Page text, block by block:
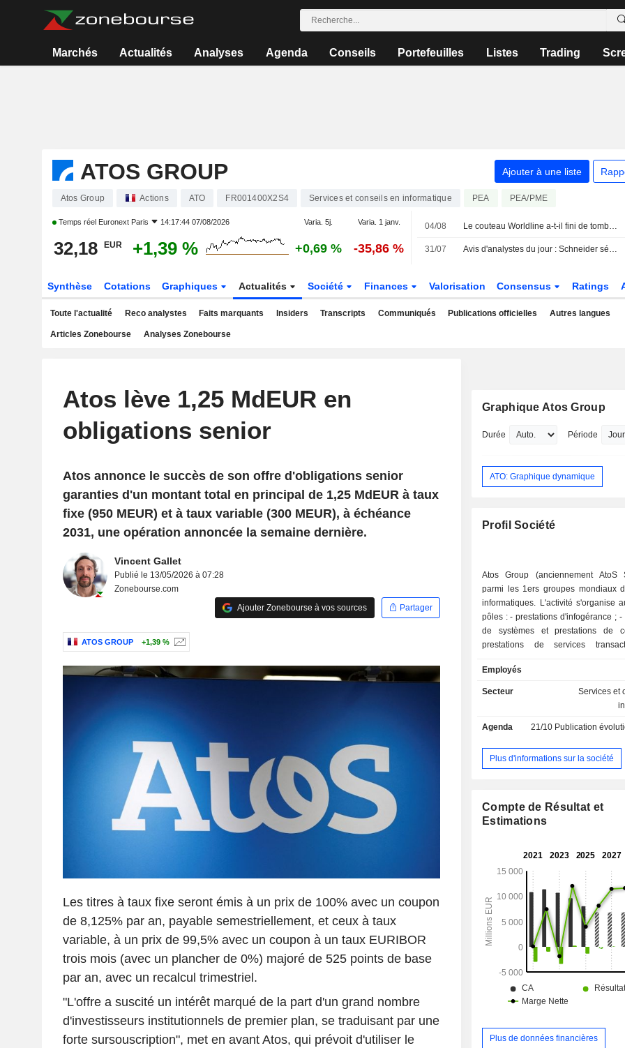
Marchés Actualités Analyses Agenda Conseils Portefeuilles Listes Trading
ATOS GROUP Ajouter à une liste
Atos Group Actions ATO FR001400X2S4 Services et conseils en informatique PEA PEA/PME
Temps réel Euronext Paris 14:17:44 07/08/2026 Varia. 5j. Varia. 1 janv.
32,18 EUR +1,39 % +0,69 % -35,86 %
04/08 Le couteau Worldline a-t-il fini de tomber ?
31/07 Avis d'analystes du jour : Schneider séduit, Stellantis moins
Synthèse Cotations Graphiques Actualités Société Finances Valorisation Consensus Ratings
Toute l'actualité Reco analystes Faits marquants Insiders Transcripts Communiqués Publications officielles Autres langues
Articles Zonebourse Analyses Zonebourse
Atos lève 1,25 MdEUR en
obligations senior
Atos annonce le succès de son offre d'obligations senior
garanties d'un montant total en principal de 1,25 MdEUR à taux
fixe (950 MEUR) et à taux variable (300 MEUR), à échéance
2031, une opération annoncée la semaine dernière.
Vincent Gallet
Publié le 13/05/2026 à 07:28
Zonebourse.com
Ajouter Zonebourse à vos sources
Partager
ATOS GROUP +1,39 %
Les titres à taux fixe seront émis à un prix de 100% avec un coupon
de 8,125% par an, payable semestriellement, et ceux à taux
variable, à un prix de 99,5% avec un coupon à un taux EURIBOR
trois mois (avec un plancher de 0%) majoré de 525 points de base
par an, avec un recalcul trimestriel.
"L'offre a suscité un intérêt marqué de la part d'un grand nombre
d'investisseurs institutionnels de premier plan, se traduisant par une
forte sursouscription", met en avant Atos, qui prévoit d'utiliser le
Graphique Atos Group
Durée Période
ATO: Graphique dynamique
Profil Société
Atos Group (anciennement AtoS
parmi les 1ers groupes mondiaux
informatiques. L'activité s'organise
pôles : - prestations d'infogérance ; - intégration
de systèmes et prestations de
prestations de services
paiement, gestion des paiements
développement de solutions de
Parallèlement, le groupe développe
Employés
Secteur
Services et
Agenda 21/10 Publication évolution de
Plus d'informations sur la société
Compte de Résultat et
Estimations
Plus de données financières